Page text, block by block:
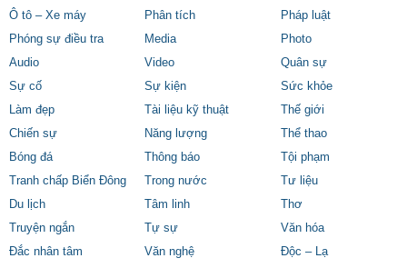
Ô tô – Xe máy
Phân tích
Pháp luật
Phóng sự điều tra
Media
Photo
Audio
Video
Quân sự
Sự cố
Sự kiện
Sức khỏe
Làm đẹp
Tài liệu kỹ thuật
Thế giới
Chiến sự
Năng lượng
Thể thao
Bóng đá
Thông báo
Tội phạm
Tranh chấp Biển Đông
Trong nước
Tư liệu
Du lịch
Tâm linh
Thơ
Truyện ngắn
Tự sự
Văn hóa
Đắc nhân tâm
Văn nghệ
Độc – Lạ